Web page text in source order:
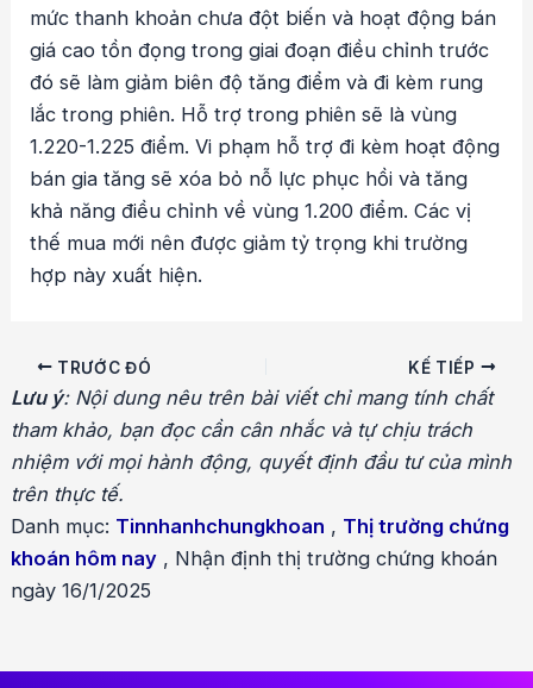
mức thanh khoản chưa đột biến và hoạt động bán
giá cao tồn đọng trong giai đoạn điều chỉnh trước
đó sẽ làm giảm biên độ tăng điểm và đi kèm rung
lắc trong phiên. Hỗ trợ trong phiên sẽ là vùng
1.220-1.225 điểm. Vi phạm hỗ trợ đi kèm hoạt động
bán gia tăng sẽ xóa bỏ nỗ lực phục hồi và tăng
khả năng điều chỉnh về vùng 1.200 điểm. Các vị
thế mua mới nên được giảm tỷ trọng khi trường
hợp này xuất hiện.
Điều
hướng
bài
viết
TRƯỚC ĐÓ KẾ TIẾP
Lưu ý: Nội dung nêu trên bài viết chỉ mang tính chất
tham khảo, bạn đọc cần cân nhắc và tự chịu trách
nhiệm với mọi hành động, quyết định đầu tư của mình
trên thực tế.
Danh mục: Tinnhanhchungkhoan , Thị trường chứng
khoán hôm nay, Nhận định thị trường chứng khoán
ngày 16/1/2025